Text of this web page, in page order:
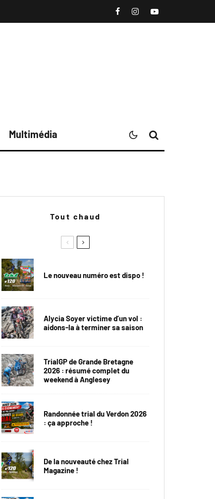
Multimédia
Tout chaud
Le nouveau numéro est dispo !
Alycia Soyer victime d’un vol :
aidons-la à terminer sa saison
TrialGP de Grande Bretagne
2026 : résumé complet du
weekend à Anglesey
Randonnée trial du Verdon 2026
: ça approche !
De la nouveauté chez Trial
Magazine !